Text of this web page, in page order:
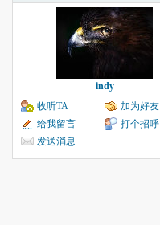
indy
收听TA
加为好友
给我留言
打个招呼
发送消息